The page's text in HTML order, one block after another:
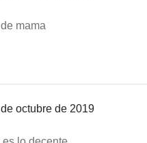
mama
octubre de 2019